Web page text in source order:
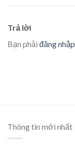
Trả lời
Bạn phải đăng nhập
Thông tin mới nhất